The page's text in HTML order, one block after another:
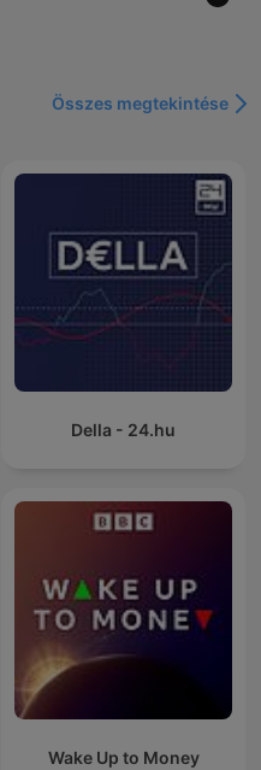
Összes megtekintése
Della - 24.hu
Wake Up to Money